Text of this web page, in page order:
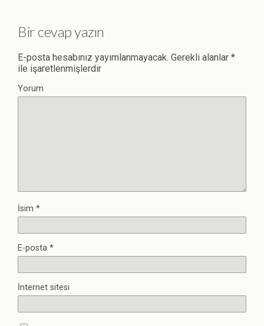
Bir cevap yazın
E-posta hesabınız yayımlanmayacak. Gerekli alanlar *
ile işaretlenmişlerdir
Yorum
İsim *
E-posta *
İnternet sitesi